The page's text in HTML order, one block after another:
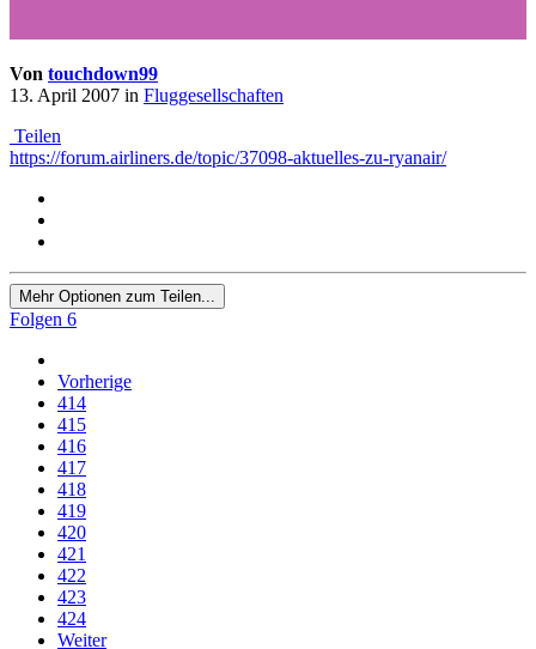
Von touchdown99
13. April 2007 in Fluggesellschaften
Teilen
https://forum.airliners.de/topic/37098-aktuelles-zu-ryanair/
Mehr Optionen zum Teilen...
Folgen 6
Vorherige
414
415
416
417
418
419
420
421
422
423
424
Weiter